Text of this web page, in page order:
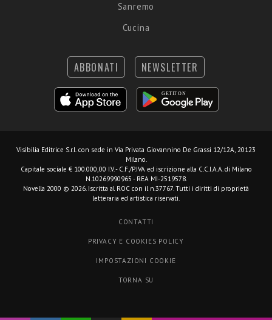
Sanremo
Cucina
ABBONATI NEWSLETTER
Visibilia Editrice S.r.l. con sede in Via Privata Giovannino De Grassi 12/12A, 20123
Milano.
Capitale sociale € 100.000,00 I.V. - C.F./P.IVA ed iscrizione alla C.C.I.A.A. di Milano
N.10269990965 - REA MI-2519578.
Novella 2000 © 2026. Iscritta al ROC con il n.37767. Tutti i diritti di proprietà
letteraria ed artistica riservati.
CONTATTI
PRIVACY E COOKIES POLICY
IMPOSTAZIONI COOKIE
TORNA SU